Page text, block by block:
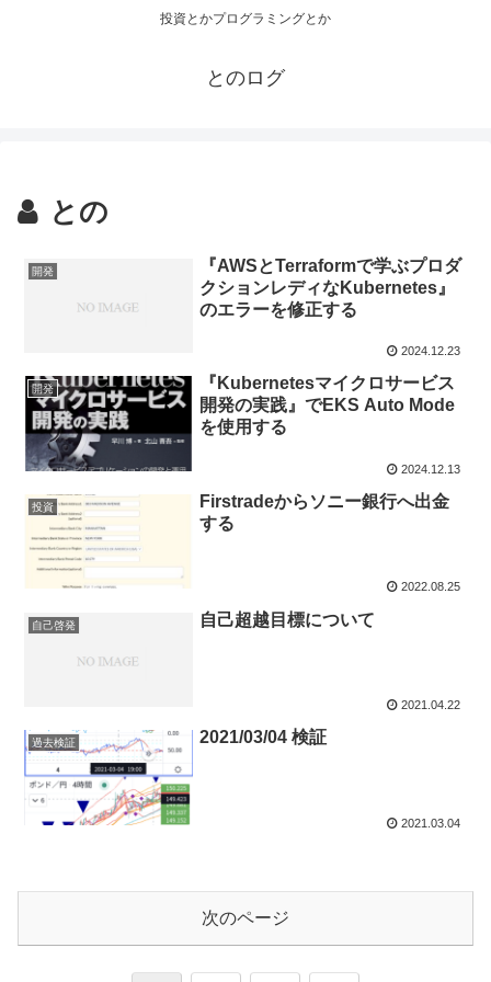
投資とかプログラミングとか
とのログ
との
開発
『AWSとTerraformで学ぶプロダ
クションレディなKubernetes』
のエラーを修正する
2024.12.23
開発
『Kubernetesマイクロサービス
開発の実践』でEKS Auto Mode
を使用する
2024.12.13
投資
Firstradeからソニー銀行へ出金
する
2022.08.25
自己啓発 自己超越目標について
2021.04.22
過去検証 2021/03/04 検証
2021.03.04
次のページ